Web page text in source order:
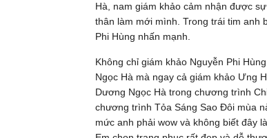
Hà, nam giám khảo cảm nhận được
thân làm mới mình. Trong trái tim anh
Phi Hùng nhấn mạnh.
Không chỉ giám khảo Nguyễn Phi
Ngọc Hà mà ngay cả giám khảo Ưng
Dương Ngọc Hà trong chương trình
chương trình Tỏa Sáng Sao Đôi mùa
mức anh phải wow và không biết đây